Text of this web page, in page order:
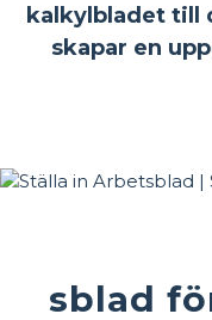
kalkylbladet till
skapar en
sblad